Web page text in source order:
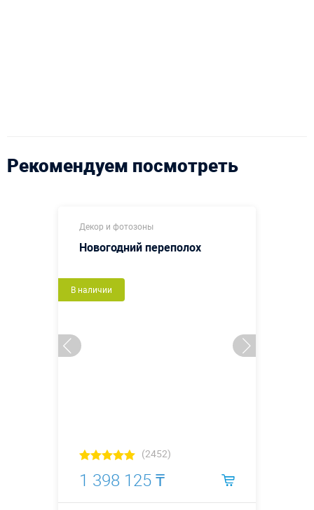
Рекомендуем посмотреть
Декор и фотозоны
Новогодний переполох
В наличии
(2452)
1 398 125 ₸